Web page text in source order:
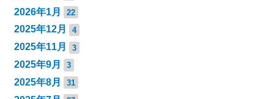
2026年1月 22
2025年12月 4
2025年11月 3
2025年9月 3
2025年8月 31